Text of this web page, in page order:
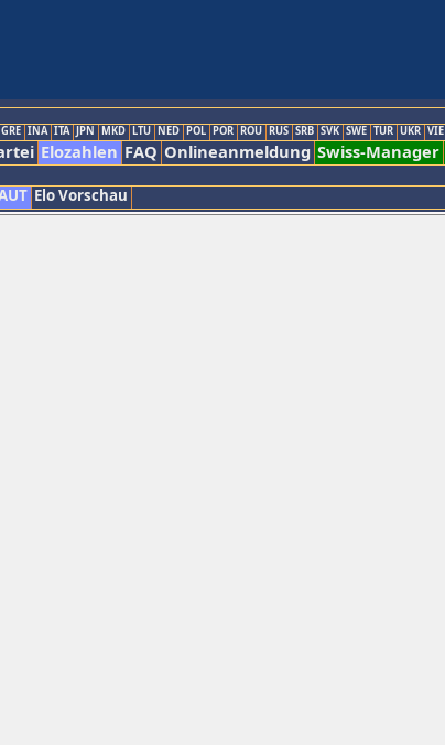
GRE INA ITA JPN MKD LTU NED POL POR ROU RUS SRB SVK SWE TUR UKR VIE
Elozahlen FAQ Onlineanmeldung Swiss-Manager
Elo Vorschau